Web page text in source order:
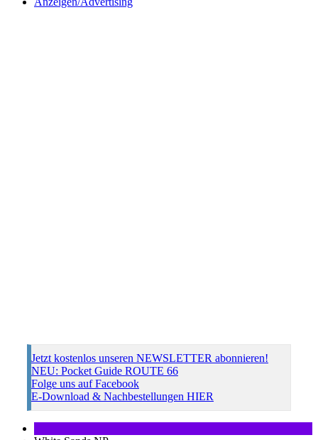
Jetzt kostenlos unseren NEWSLETTER abonnieren!
NEU: Pocket Guide ROUTE 66
Folge uns auf Facebook
E-Download & Nachbestellungen HIER